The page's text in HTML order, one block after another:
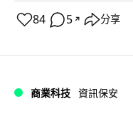
84 5 ↗ 分享
商業科技 資訊保安